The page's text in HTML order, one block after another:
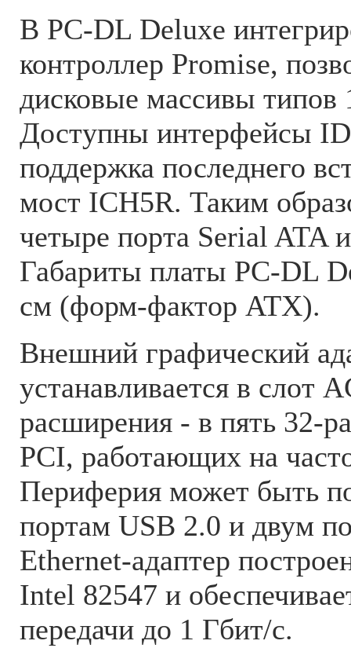
В PC-DL Deluxe
контроллер Promise,
дисковые массивы типов
Доступны интерфейсы
поддержка последнего
мост ICH5R. Таким
четыре порта Serial ATA
Габариты платы PC-DL
см (форм-фактор ATX).
Внешний графический
устанавливается в слот
расширения - в пять 32-
PCI, работающих на
Периферия может быть
портам USB 2.0 и двум
Ethernet-адаптер
Intel 82547 и
передачи до 1 Гбит/с.